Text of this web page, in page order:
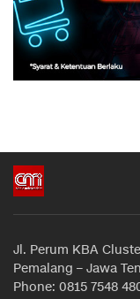
Jl. Perum KBA
Pemalang – Jawa
Phone: 0815 7548